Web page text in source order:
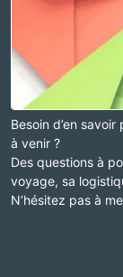
Besoin d’en
à venir ?
Des questions à
voyage, sa
N’hésitez pas à